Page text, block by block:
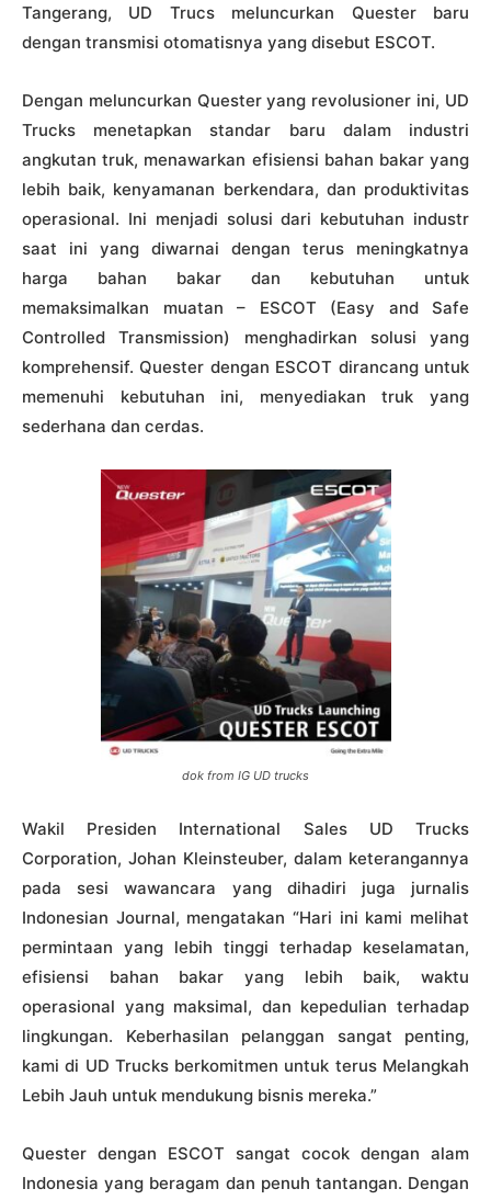
Tangerang, UD Trucs meluncurkan Quester baru
dengan transmisi otomatisnya yang disebut ESCOT.
Dengan meluncurkan Quester yang revolusioner ini, UD
Trucks menetapkan standar baru dalam industri
angkutan truk, menawarkan efisiensi bahan bakar yang
lebih baik, kenyamanan berkendara, dan produktivitas
operasional. Ini menjadi solusi dari kebutuhan industr
saat ini yang diwarnai dengan terus meningkatnya
harga bahan bakar dan kebutuhan untuk
memaksimalkan muatan – ESCOT (Easy and Safe
Controlled Transmission) menghadirkan solusi yang
komprehensif. Quester dengan ESCOT dirancang untuk
memenuhi kebutuhan ini, menyediakan truk yang
sederhana dan cerdas.
dok from IG UD trucks
Wakil Presiden International Sales UD Trucks
Corporation, Johan Kleinsteuber, dalam keterangannya
pada sesi wawancara yang dihadiri juga jurnalis
Indonesian Journal, mengatakan “Hari ini kami melihat
permintaan yang lebih tinggi terhadap keselamatan,
efisiensi bahan bakar yang lebih baik, waktu
operasional yang maksimal, dan kepedulian terhadap
lingkungan. Keberhasilan pelanggan sangat penting,
kami di UD Trucks berkomitmen untuk terus Melangkah
Lebih Jauh untuk mendukung bisnis mereka.”
Quester dengan ESCOT sangat cocok dengan alam
Indonesia yang beragam dan penuh tantangan. Dengan